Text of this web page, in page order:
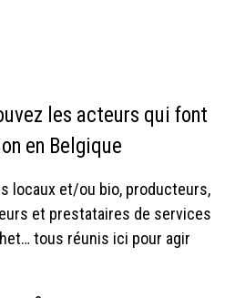
les acteurs qui font
en Belgique
locaux et/ou bio, producteurs,
et prestataires de services
tous réunis ici pour agir